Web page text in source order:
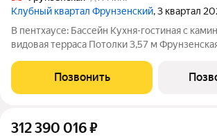
Клубный квартал Фрунзенский, 3 квартал
В пентхаусе: Бассейн Кухня-гостиная с камином Собственная
видовая терраса Потолки 3,57 м Фрунзенская набережная
Остоженки и Патриарших. Поблизости нет и
проектов элитного класса:
Позвонить
312 390 016₽